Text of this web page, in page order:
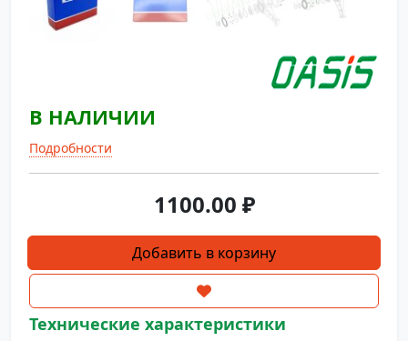
В НАЛИЧИИ
Подробности
1100.00 ₽
Количество
товара
WC0142
SKF
Добавить в корзину
Технические характеристики